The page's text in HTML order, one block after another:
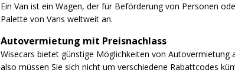
Ein Van ist ein Wagen, der für Beförderung von Personen
Palette von Vans weltweit an.
Autovermietung mit Preisnachlass
Wisecars bietet günstige Möglichkeiten von Autovermietung
also müssen Sie sich nicht um verschiedene Rabattcodes